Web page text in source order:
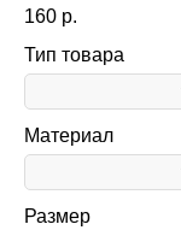
160 р.
Тип товара
Материал
Размер